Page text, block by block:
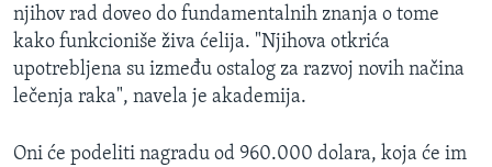
njihov rad doveo do fundamentalnih znanja o tome
kako funkcioniše živa ćelija. "Njihova otkrića
upotrebljena su između ostalog za razvoj novih načina
lečenja raka", navela je akademija.
Oni će podeliti nagradu od 960.000 dolara, koja će im